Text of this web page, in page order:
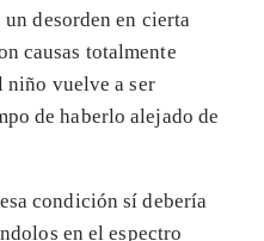
desorden en cierta
causas totalmente
niño vuelve a ser
de haberlo alejado de
condición sí debería
en el espectro